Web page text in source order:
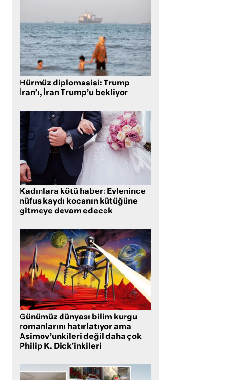
Hürmüz diplomasisi: Trump
İran’ı, İran Trump’u bekliyor
Kadınlara kötü haber: Evlenince
nüfus kaydı kocanın kütüğüne
gitmeye devam edecek
Günümüz dünyası bilim kurgu
romanlarını hatırlatıyor ama
Asimov’unkileri değil daha çok
Philip K. Dick’inkileri